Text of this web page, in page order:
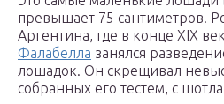
превышает 75 сантиметров.
Аргентина, где в конце XIX
Фалабелла занялся
лошадок. Он скрещивал
собранных его тестем, с